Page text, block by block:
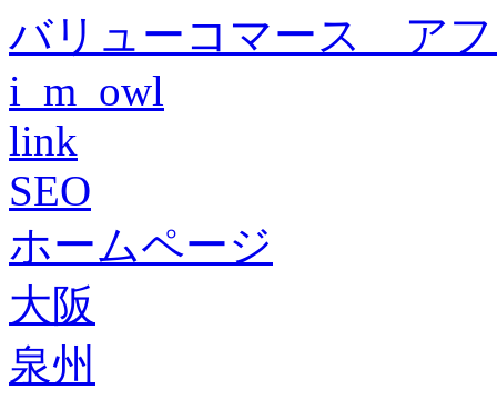
バリューコマース ア
i_m_owl
link
SEO
ホームページ
大阪
泉州